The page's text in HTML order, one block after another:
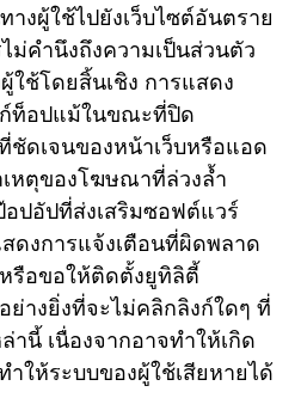
างผู้ใช้ไปยังเว็บไซต์อันตราย
ม่คำนึงถึงความเป็นส่วนตัว
ช้โดยสิ้นเชิง การแสดง
ท็อปแม้ในขณะที่ปิด
ชัดเจนของหน้าเว็บหรือแอด
หตุของโฆษณาที่ล่วงล้ำ
ปอัปที่ส่งเสริมซอฟต์แวร์
ดงการแจ้งเตือนที่ผิดพลาด
รือขอให้ติดตั้งยูทิลิตี้
ย่างยิ่งที่จะไม่คลิกลิงก์ใดๆ ที่
นี้ เนื่องจากอาจทำให้เกิด
ำให้ระบบของผู้ใช้เสียหายได้